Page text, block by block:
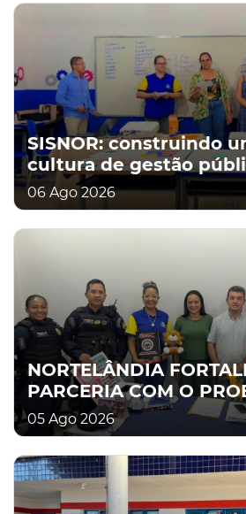
SISNOR: construindo
cultura de gestão
06 Ago 2026
NORTELÂNDIA
PARCERIA COM O
05 Ago 2026